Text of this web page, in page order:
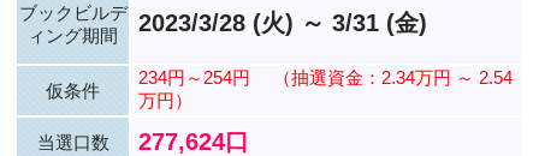
ブックビルデ
ィング期間
2023/3/28 (火) ～ 3/31 (金)
仮条件
234円～254円
（抽選資金：2.34万円 ～ 2.54
万円）
当選口数 277,624口